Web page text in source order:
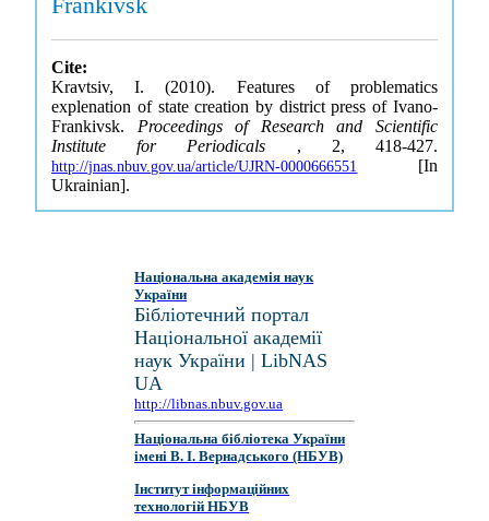
Cite:
Kravtsiv, I. (2010). Features of problematics
explenation of state creation by district press of Ivano-
Frankivsk. Proceedings of Research and Scientific
Institute for Periodicals , 2, 418-427.
http://jnas.nbuv.gov.ua/article/UJRN-0000666551
[In
Ukrainian].
Національна академія наук
України
Бібліотечний портал
Національної академії
наук України | LibNAS
UA
http://libnas.nbuv.gov.ua
Національна бібліотека України
імені В. І. Вернадського (НБУВ)
Інститут інформаційних
технологій НБУВ